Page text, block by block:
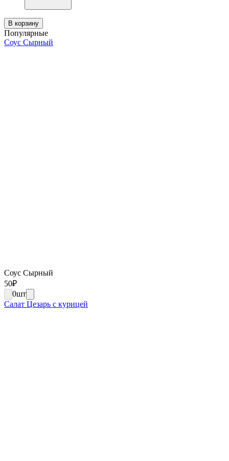
В корзину
Популярные
Соус Сырный
Соус Сырный
50₽
0шт
Салат Цезарь с курицей